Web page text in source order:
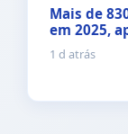
Mais de
em 2025,
1 d atrás